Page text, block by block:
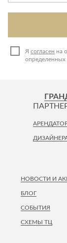
Я согласен на
определенных
НОВОСТИ И
БЛОГ
СОБЫТИЯ
СХЕМЫ ТЦ